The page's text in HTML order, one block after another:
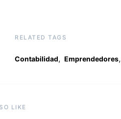
RELATED TAGS
Contabilidad, Emprendedores,
LIKE